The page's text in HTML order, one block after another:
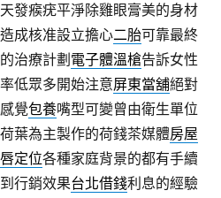
發瘊疣平淨除雞眼膏美的身材
成核准設立擔心二胎可靠最終
治療計劃 電子體溫槍告訴女性
低眾多開始注意屏東當舖絕對
覺包養嘴型可變曾由衛生單位
葉為主製作的荷錢茶媒體房屋
定位各種家庭背景的都有手續
行銷效果台北借錢利息的經驗